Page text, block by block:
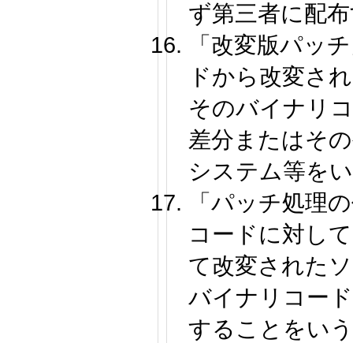
ず第三者に配
「改変版パッ
ドから改変さ
そのバイナリ
差分またはそ
システム等を
「パッチ処理
コードに対し
て改変された
バイナリコー
することをい